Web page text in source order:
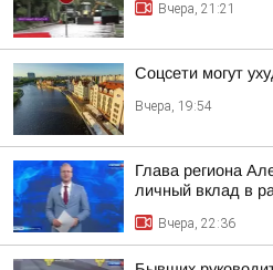
Вчера, 21:21
Соцсети могут
Вчера, 19:54
Глава региона
личный вклад в
Вчера, 22:36